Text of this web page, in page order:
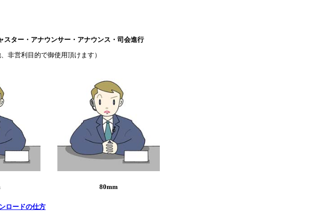
ター・アナウンサー・アナウンス・司会進行
非営利目的で御使用頂けます）
80mm
ロードの仕方